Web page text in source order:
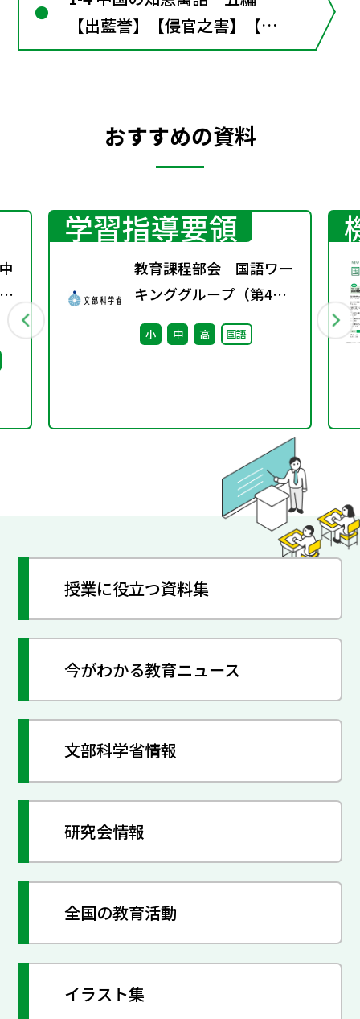
【出藍誉】【侵官之害】【刻
舟求剣】【塞翁馬】【杞憂】
おすすめの資料
学習指導要領
教育課程部会 国語ワー
キンググループ（第4
回） 配付資料
小 中 高 国語
授業に役立つ資料集
今がわかる教育ニュース
文部科学省情報
研究会情報
全国の教育活動
イラスト集